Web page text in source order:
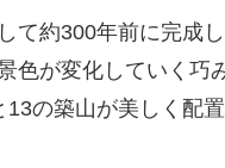
て約300年前に完成
色が変化していく
の築山が美しく配置